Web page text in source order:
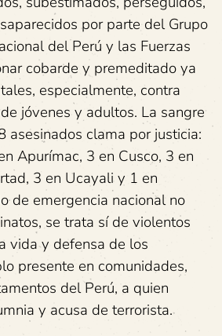
por parte del Grupo
del Perú y las Fuerzas
cobarde y premeditado ya
especialmente, contra
jóvenes y adultos. La sangre
asesinados clama por justicia:
Apurímac, 3 en Cusco, 3 en
3 en Ucayali y 1 en
de emergencia nacional no
se trata sí de violentos
vida y defensa de los
presente en comunidades,
del Perú, a quien
y acusa de terrorista.